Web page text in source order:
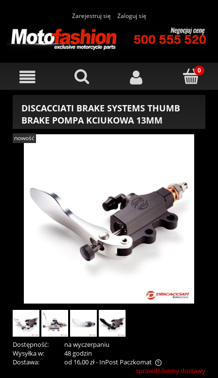
Zarejestruj się Zaloguj się
DISCACCIATI BRAKE SYSTEMS THUMB
BRAKE POMPA KCIUKOWA 13MM
nowość
Dostępność:
na wyczerpaniu
Wysyłka w:
48 godzin
Dostawa:
od 16,00 zł- InPost Paczkomat
Cena nie zawiera ewentualnych kosztów płatnościsprawdź formy dostawy